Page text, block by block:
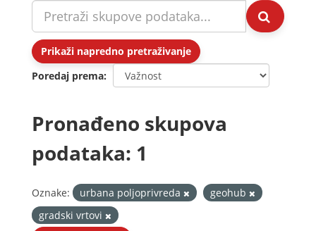
Prikaži napredno pretraživanje
Poredaj prema
Pronađeno skupova
podataka: 1
Oznake: urbana poljoprivreda
geohub
gradski vrtovi